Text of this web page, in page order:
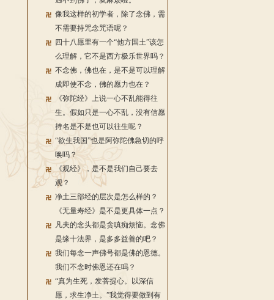
像我这样的初学者，除了念佛，需
不需要持咒念咒语呢？
四十八愿里有一个“他方国土”该怎
么理解，它不是西方极乐世界吗？
不念佛，佛也在，是不是可以理解
成即使不念，佛的愿力也在？
《弥陀经》上说一心不乱能得往
生。假如只是一心不乱，没有信愿
持名是不是也可以往生呢？
“欲生我国”也是阿弥陀佛急切的呼
唤吗？
《观经》，是不是我们自己要去
观？
净土三部经的层次是怎么样的？
《无量寿经》是不是更具体一点？
凡夫的念头都是贪嗔痴烦恼。念佛
是缘十法界，是多多益善的吧？
我们每念一声佛号都是佛的恩德。
我们不念时佛恩还在吗？
“真为生死，发菩提心。以深信
愿，求生净土。”我觉得要做到有